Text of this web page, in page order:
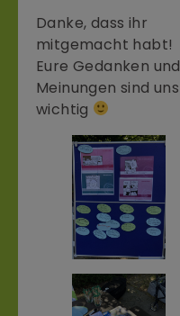
Danke, dass ihr
mitgemacht habt!
Eure Gedanken und
Meinungen sind uns
wichtig